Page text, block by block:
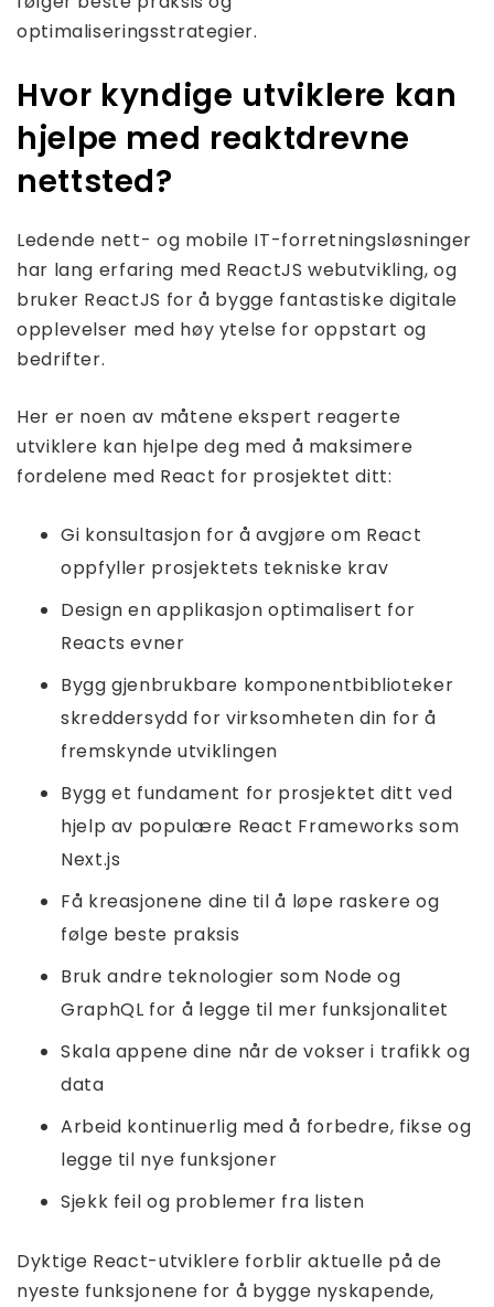
optimaliseringsstrategier.
Hvor kyndige utviklere kan
hjelpe med reaktdrevne
nettsted?
Ledende nett- og mobile IT-forretningsløsninger
har lang erfaring med ReactJS webutvikling, og
bruker ReactJS for å bygge fantastiske digitale
opplevelser med høy ytelse for oppstart og
bedrifter.
Her er noen av måtene ekspert reagerte
utviklere kan hjelpe deg med å maksimere
fordelene med React for prosjektet ditt:
Gi konsultasjon for å avgjøre om React
oppfyller prosjektets tekniske krav
Design en applikasjon optimalisert for
Reacts evner
Bygg gjenbrukbare komponentbiblioteker
skreddersydd for virksomheten din for å
fremskynde utviklingen
Bygg et fundament for prosjektet ditt ved
hjelp av populære React Frameworks som
Next.js
Få kreasjonene dine til å løpe raskere og
følge beste praksis
Bruk andre teknologier som Node og
GraphQL for å legge til mer funksjonalitet
Skala appene dine når de vokser i trafikk og
data
Arbeid kontinuerlig med å forbedre, fikse og
legge til nye funksjoner
Sjekk feil og problemer fra listen
Dyktige React-utviklere forblir aktuelle på de
nyeste funksjonene for å bygge nyskapende,